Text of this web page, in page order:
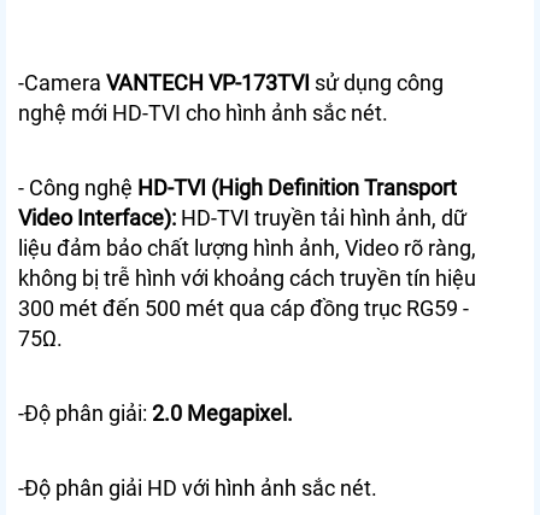
-Camera VANTECH VP-173TVI sử dụng công
nghệ mới HD-TVI cho hình ảnh sắc nét.
- Công nghệ HD-TVI (High Definition Transport
Video Interface): HD-TVI truyền tải hình ảnh, dữ
liệu đảm bảo chất lượng hình ảnh, Video rõ ràng,
không bị trễ hình với khoảng cách truyền tín hiệu
300 mét đến 500 mét qua cáp đồng trục RG59 -
75Ω.
-Độ phân giải: 2.0 Megapixel.
-Độ phân giải HD với hình ảnh sắc nét.